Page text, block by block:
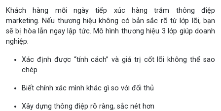
Khách hàng mỗi ngày tiếp xúc hàng trăm thông điệp
marketing. Nếu thương hiệu không có bản sắc rõ từ lớp lõi, bạn
sẽ bị hòa lẫn ngay lập tức. Mô hình thương hiệu 3 lớp giúp doanh
nghiệp:
Xác định được “tính cách” và giá trị cốt lõi không thể sao
chép
Biết chính xác mình khác gì so với đối thủ
Xây dựng thông điệp rõ ràng, sắc nét hơn